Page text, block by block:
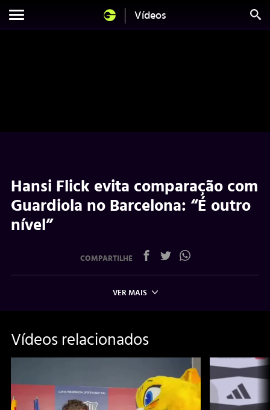
Vídeos
Hansi Flick evita comparação com
Guardiola no Barcelona: “É outro
nível”
COMPARTILHE
VER MAIS
Vídeos relacionados